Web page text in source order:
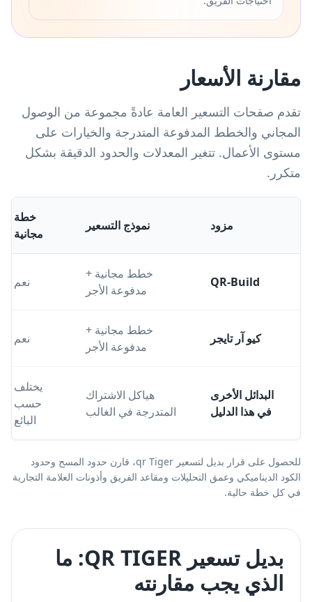
مقارنة الأسعار
تقدم صفحات التسعير العامة عادةً مجموعة من الوصول
المجاني والخطط المدفوعة المتدرجة والخيارات على
مستوى الأعمال. تتغير المعدلات والحدود الدقيقة بشكل
متكرر.
مزود نموذج التسعير
خطة
مجانية
QR-Build
خطط مجانية +
مدفوعة الأجر
نعم
كيو آر تايجر
خطط مجانية +
مدفوعة الأجر
نعم
البدائل الأخرى
في هذا الدليل
هياكل الاشتراك
المتدرجة في الغالب
يختلف
حسب
البائع
للحصول على قرار بديل لتسعير qr Tiger، قارن حدود المسح وحدود
الكود الديناميكي وعمق التحليلات ومقاعد الفريق وأذونات العلامة التجارية
في كل خطة حالية.
بديل تسعير QR TIGER: ما
الذي يجب مقارنته